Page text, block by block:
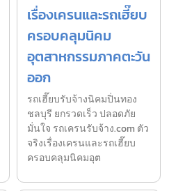
เรื่องเครนและรถเฮี๊ยบ
ครอบคลุมนิคม
อุตสาหกรรมภาคตะวัน
ออก
รถเฮี๊ยบรับจ้างนิคมปิ่นทอง
ชลบุรี ยกรวดเร็ว ปลอดภัย
มั่นใจ รถเครนรับจ้าง.com ตัว
จริงเรื่องเครนและรถเฮี๊ยบ
ครอบคลุมนิคมอุต